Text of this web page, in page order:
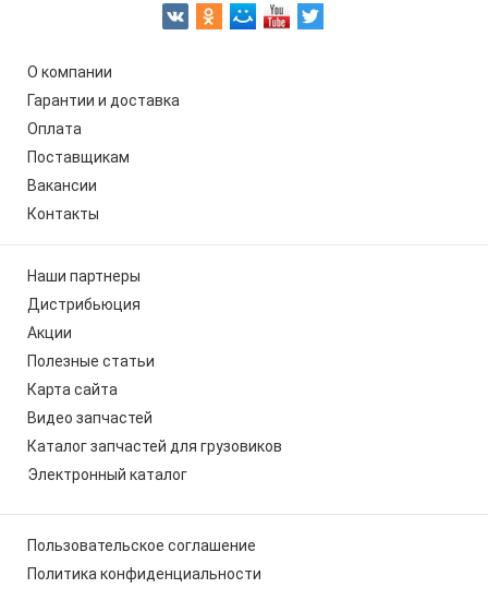
О компании
Гарантии и доставка
Оплата
Поставщикам
Вакансии
Контакты
Наши партнеры
Дистрибьюция
Акции
Полезные статьи
Карта сайта
Видео запчастей
Каталог запчастей для грузовиков
Электронный каталог
Пользовательское соглашение
Политика конфиденциальности